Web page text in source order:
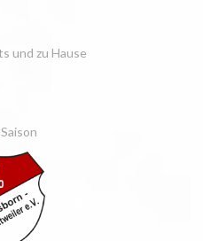
und zu Hause